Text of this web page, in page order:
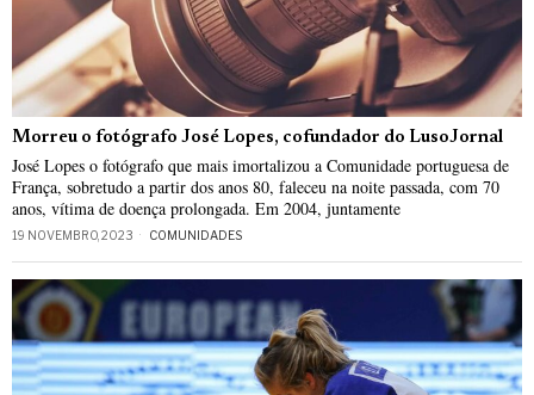
Morreu o fotógrafo José Lopes, cofundador do LusoJornal
José Lopes o fotógrafo que mais imortalizou a Comunidade portuguesa de
França, sobretudo a partir dos anos 80, faleceu na noite passada, com 70
anos, vítima de doença prolongada. Em 2004, juntamente
19 NOVEMBRO, 2023 COMUNIDADES